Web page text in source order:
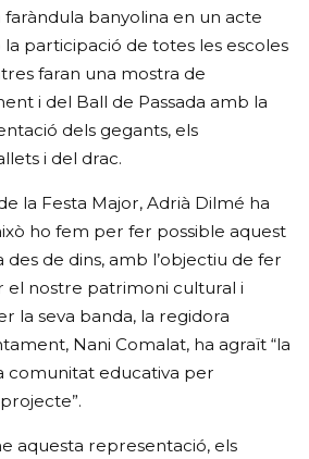
banyolina en un acte
participació de totes les escoles
faran una mostra de
i del Ball de Passada amb la
dels gegants, els
i del drac.
la Festa Major, Adrià Dilmé ha
ho fem per fer possible aquest
des de dins, amb l’objectiu de fer
el nostre patrimoni cultural i
la seva banda, la regidora
Nani Comalat, ha agraït “la
comunitat educativa per
aquesta representació, els